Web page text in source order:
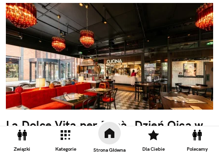
Związki Kategorie Strona Główna Dla Ciebie Polecamy
La Dolce Vita per Papà. Dzień Ojca w
stylu włoskim - tylko w L'Osterii